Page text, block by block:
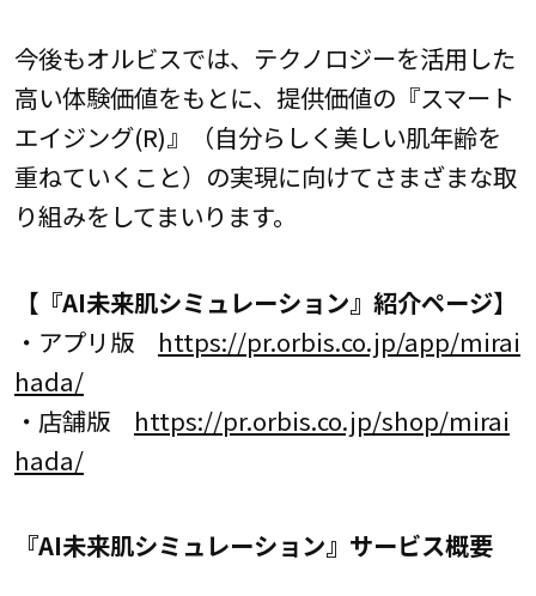
今後もオルビスでは、テクノロジーを活用した
高い体験価値をもとに、提供価値の『スマート
エイジング(R)』（自分らしく美しい肌年齢を
重ねていくこと）の実現に向けてさまざまな取
り組みをしてまいります。
【『AI未来肌シミュレーション』紹介ページ】
・アプリ版 https://pr.orbis.co.jp/app/mirai
hada/
・店舗版 https://pr.orbis.co.jp/shop/mirai
hada/
『AI未来肌シミュレーション』サービス概要